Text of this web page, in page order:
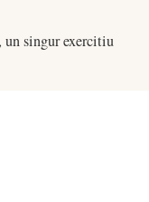
singur exercitiu